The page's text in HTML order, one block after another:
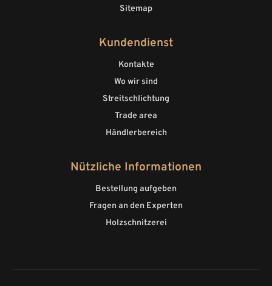
Sitemap
Kundendienst
Kontakte
Wo wir sind
Streitschlichtung
Trade area
Händlerbereich
Nützliche Informationen
Bestellung aufgeben
Fragen an den Experten
Holzschnitzerei